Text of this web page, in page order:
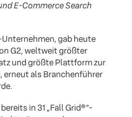
E-Commerce Search
gab heute
G2, weltweit größter
und größte Plattform zur
erneut als Branchenführer
in 31 „Fall Grid®"-